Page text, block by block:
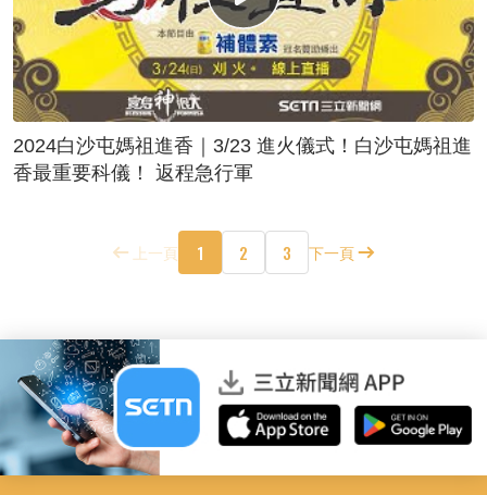
2024白沙屯媽祖進香｜3/23 進火儀式！白沙屯媽祖進
香最重要科儀！ 返程急行軍
上一頁 1 2 3 下一頁